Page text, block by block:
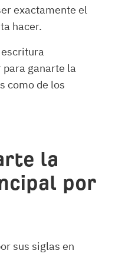
exactamente el
hacer.
ganarte la
como de los
la
por
sus siglas en